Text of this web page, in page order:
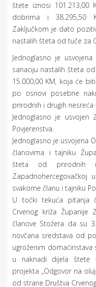
štete iznosi 101.213,00
dobrima i 38.295,50
Zaključkom je dato
nastalih šteta od tuče za
Jednoglasno je
sanaciju nastalih šteta
15.000,00 KM, koja će
po osnovi posebne
prirodnih i drugih
Jednoglasno je
Povjerenstva.
Jednoglasno je usvojena
članovima i tajniku
šteta od prirodnih
Zapadnohercegovačkoj
svakome članu i tajniku
U točki tekuća pitanja
Crvenog križa Županije
članove Stožera da su
novčana sredstava od
ugroženim domaćinstava
u naknadi dijela štete
projekta „Odgovor na
od strane Društva